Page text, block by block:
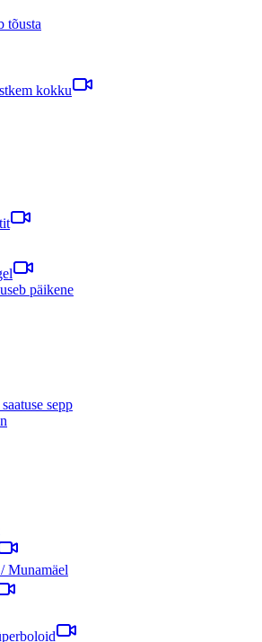
tõusta
kokku
päikene
sepp
Munamäel